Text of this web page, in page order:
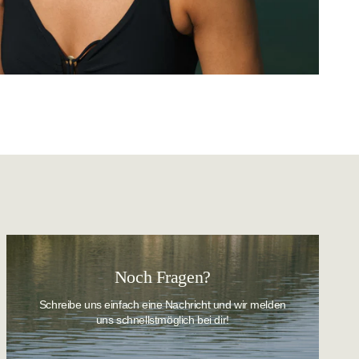
Noch Fragen?
Schreibe uns einfach eine Nachricht und wir melden
uns schnellstmöglich bei dir!